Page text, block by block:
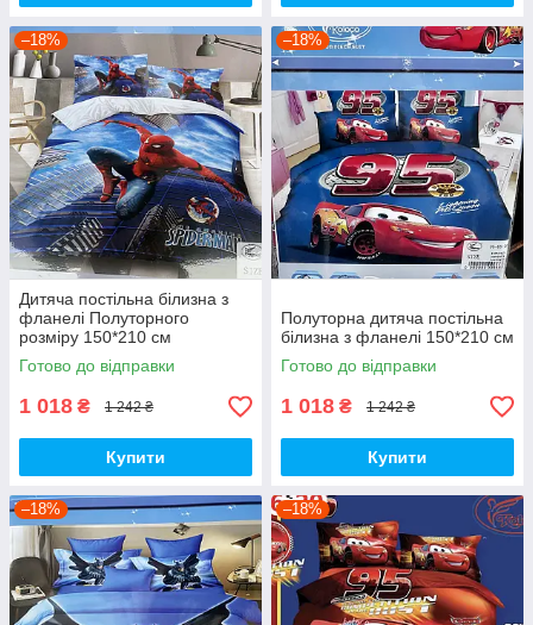
–18%
Дитяча постільна білизна з
фланелі Полуторного
розміру 150*210 см
Готово до відправки
1 018 ₴ 1 242 ₴
Купити
–18%
Полуторна дитяча постільна
білизна з фланелі 150*210 см
Готово до відправки
1 018 ₴ 1 242 ₴
Купити
–18% –18%